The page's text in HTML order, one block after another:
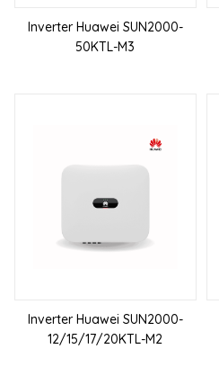
Inverter Huawei SUN2000-
50KTL-M3
Inverter Huawei SUN2000-
12/15/17/20KTL-M2